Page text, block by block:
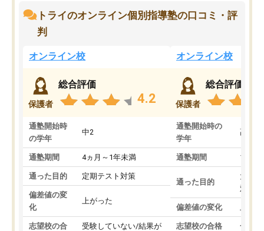
トライのオンライン個別指導塾の口コミ・評
判
オンライン校
保護者
総合評価
4.2
通塾開始時
の学年
中2
通塾期間 4ヵ月～1年未満
通った目的 定期テスト対策
偏差値の変
化
上がった
志望校の合
受験していない/結果が
オンライン校
保護者
総合評価
通塾開始時の
学年
高3
通塾期間 1～3
通った目的
大学
対策
偏差値の変化
志望校の合格 合格